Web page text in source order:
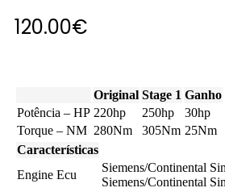
120.00€
Original Stage 1 Ganho
Potência – HP 220hp 250hp
30hp
Torque – NM 280Nm 305Nm 25Nm
Características
Engine Ecu
Siemens/Continental
Siemens/Continental